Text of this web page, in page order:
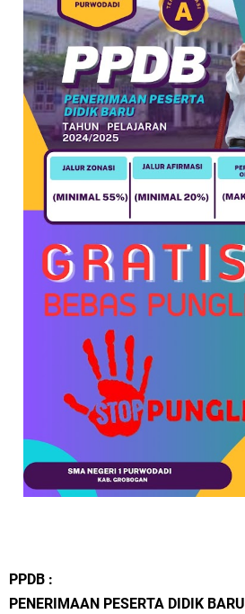
PPDB :
PENERIMAAN PESERTA DIDIK BARU